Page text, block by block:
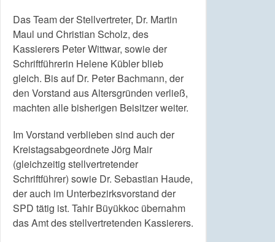
Das Team der Stellvertreter, Dr. Martin
Maul und Christian Scholz, des
Kassierers Peter Wittwar, sowie der
Schriftführerin Helene Kübler blieb
gleich. Bis auf Dr. Peter Bachmann, der
den Vorstand aus Altersgründen verließ,
machten alle bisherigen Beisitzer weiter.
Im Vorstand verblieben sind auch der
Kreistagsabgeordnete Jörg Mair
(gleichzeitig stellvertretender
Schriftführer) sowie Dr. Sebastian Haude,
der auch im Unterbezirksvorstand der
SPD tätig ist. Tahir Büyükkoc übernahm
das Amt des stellvertretenden Kassierers.